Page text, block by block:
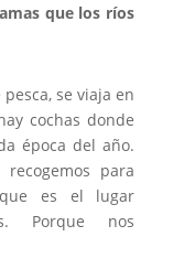
que los ríos
se viaja en
cochas donde
época del año.
para
es el lugar
Porque nos